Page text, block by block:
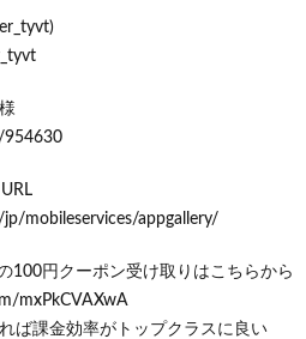
mobileservices/appgallery/
100円クーポン受け取りはこちらから
mxPkCVAXwA
ば課金効率がトップクラスに良い